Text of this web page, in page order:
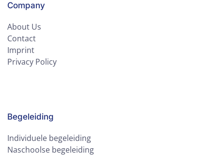
Company
About Us
Contact
Imprint
Privacy Policy
Begeleiding
Individuele begeleiding
Naschoolse begeleiding